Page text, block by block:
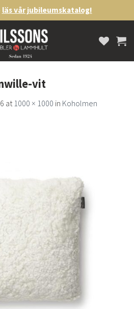
läs vår jubileumskatalog!
vit
at1000 × 1000 in Koholmen